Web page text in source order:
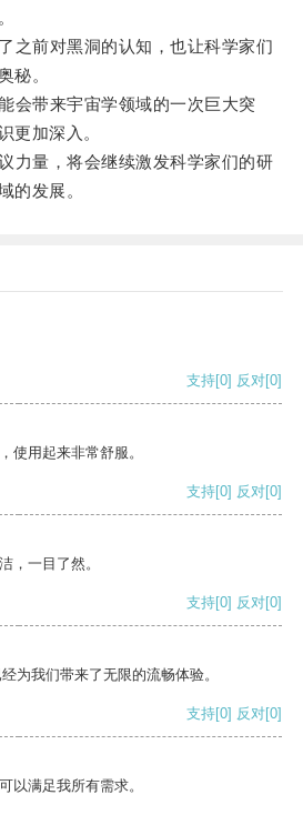
前对黑洞的认知，也让科学家们
秘。
带来宇宙学领域的一次巨大突
更加深入。
量，将会继续激发科学家们的研
的发展。
支持[0] 反对[0]
使用起来非常舒服。
支持[0] 反对[0]
，一目了然。
支持[0] 反对[0]
为我们带来了无限的流畅体验。
支持[0] 反对[0]
以满足我所有需求。